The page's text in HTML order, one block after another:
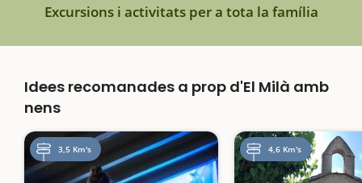
Excursions i activitats per a tota la família
Idees recomanades a prop d'El Milà amb
nens
3,5 Km's 4,6 Km's